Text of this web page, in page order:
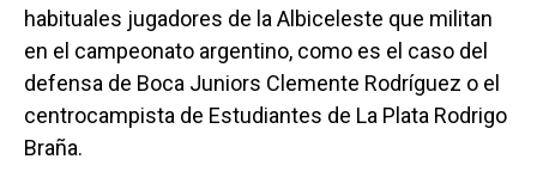
habituales jugadores de la Albiceleste que militan
en el campeonato argentino, como es el caso del
defensa de Boca Juniors Clemente Rodríguez o el
centrocampista de Estudiantes de La Plata Rodrigo
Braña.